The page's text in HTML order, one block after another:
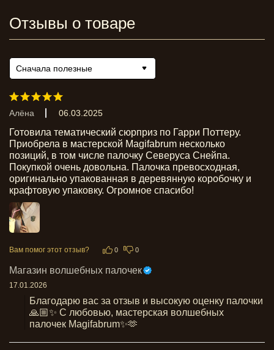
Отзывы о товаре
Сначала полезные
Алёна 06.03.2025
Готовила тематический сюрприз по Гарри Поттеру.
Приобрела в мастерской Magifabrum несколько
позиций, в том числе палочку Северуса Снейпа.
Покупкой очень довольна. Палочка превосходная,
оригинально упакованная в деревянную коробочку и
крафтовую упаковку. Огромное спасибо!
Вам помог этот отзыв? 0 0
Магазин волшебных палочек
17.01.2026
Благодарю вас за отзыв и высокую оценку палочки
🙏🏼✨ С любовью, мастерская волшебных
палочек Magifabrum✨🫶